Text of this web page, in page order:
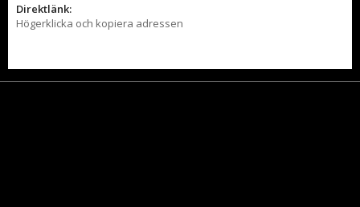
Direktlänk:
Högerklicka och kopiera adressen